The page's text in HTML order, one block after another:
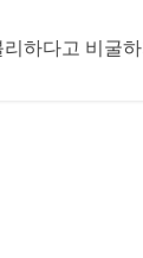
하다고 비굴